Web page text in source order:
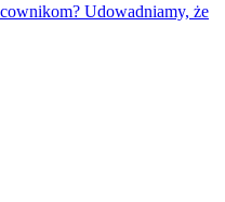
Udowadniamy, że